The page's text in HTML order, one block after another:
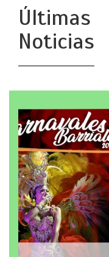
Últimas
Noticias